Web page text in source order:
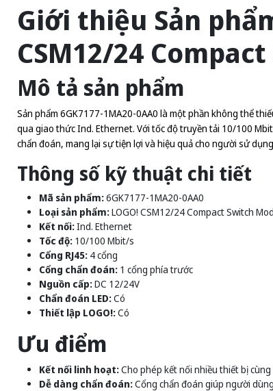
Giới thiệu Sản
CSM12/24
Mô tả sản phẩm
Sản phẩm 6GK7177-1MA20-0AA0 là một phần không thể
qua giao thức Ind. Ethernet. Với tốc độ truyền tải 10/100
chẩn đoán, mang lại sự tiện lợi và hiệu quả cho người sử
Thông số kỹ thuật chi tiết
Mã sản phẩm:6GK7177-1MA20-0AA0
Loại sản phẩm:LOGO! CSM12/24 Compact Switch
Kết nối:Ind. Ethernet
Tốc độ:10/100 Mbit/s
Cổng RJ45:4 cổng
Cổng chẩn đoán:1 cổng phía trước
Nguồn cấp:DC 12/24V
Chẩn đoán LED:Có
Thiết lập LOGO!:Có
Ưu điểm
Kết nối linh hoạt:Cho phép kết nối nhiều thiết bị
Dễ dàng chẩn đoán:Cổng chẩn đoán giúp người